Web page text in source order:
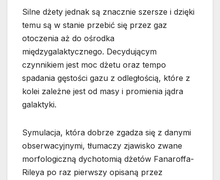
Silne dżety jednak są znacznie szersze i dzięki
temu są w stanie przebić się przez gaz
otoczenia aż do ośrodka
międzygalaktycznego. Decydującym
czynnikiem jest moc dżetu oraz tempo
spadania gęstości gazu z odległością, które z
kolei zależne jest od masy i promienia jądra
galaktyki.
Symulacja, która dobrze zgadza się z danymi
obserwacyjnymi, tłumaczy zjawisko zwane
morfologiczną dychotomią dżetów Fanaroffa-
Rileya po raz pierwszy opisaną przez